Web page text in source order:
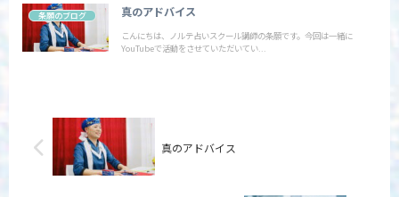
条願のブログ 真のアドバイス
こんにちは、ノルテ占いスクール講師の条願です。今回は一緒に
YouTubeで活動をさせていただいてい...
真のアドバイス